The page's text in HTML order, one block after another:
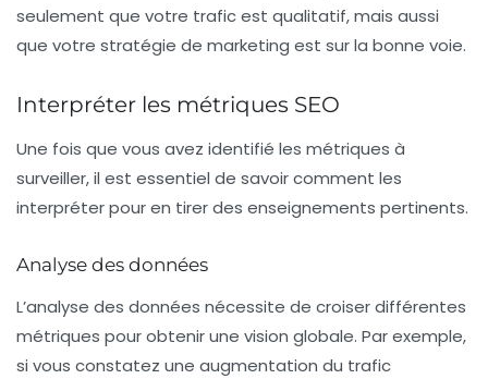
seulement que votre trafic est qualitatif, mais aussi
que votre stratégie de marketing est sur la bonne voie.
Interpréter les métriques SEO
Une fois que vous avez identifié les métriques à
surveiller, il est essentiel de savoir comment les
interpréter pour en tirer des enseignements pertinents.
Analyse des données
L’analyse des données nécessite de croiser différentes
métriques pour obtenir une vision globale. Par exemple,
si vous constatez une augmentation du trafic